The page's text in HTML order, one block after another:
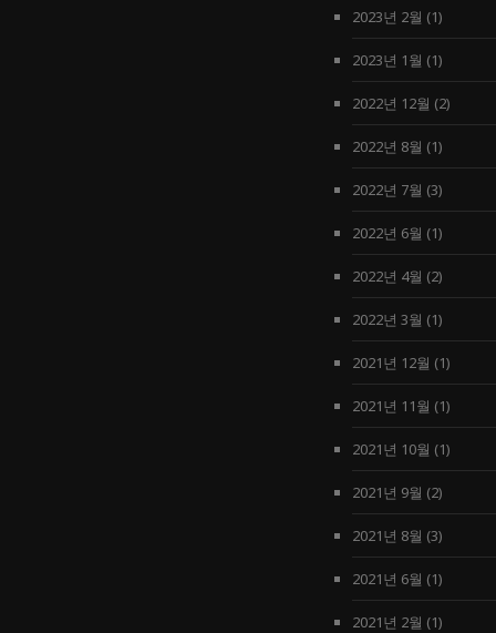
2023년 2월 (1)
2023년 1월 (1)
2022년 12월 (2)
2022년 8월 (1)
2022년 7월 (3)
2022년 6월 (1)
2022년 4월 (2)
2022년 3월 (1)
2021년 12월 (1)
2021년 11월 (1)
2021년 10월 (1)
2021년 9월 (2)
2021년 8월 (3)
2021년 6월 (1)
2021년 2월 (1)